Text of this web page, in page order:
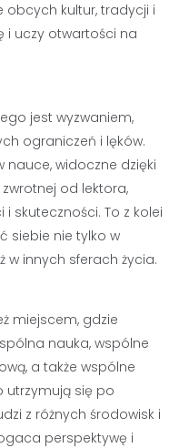
obcych kultur, tradycji i
i uczy otwartości na
jest wyzwaniem,
ograniczeń i lęków.
nauce, widoczne dzięki
od lektora,
skuteczności. To z kolei
siebie nie tylko w
w innych sferach życia.
miejscem, gdzie
nauka, wspólne
a także wspólne
utrzymują się po
z różnych środowisk i
perspektywę i